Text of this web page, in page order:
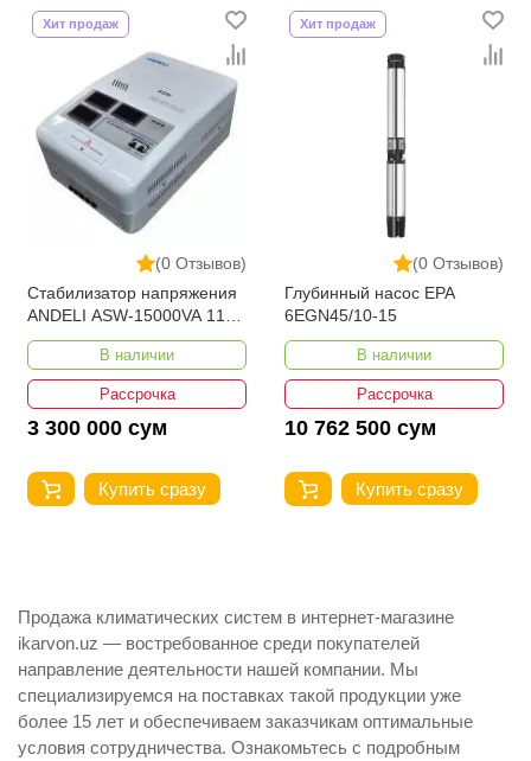
(0 Отзывов)
Хит продаж
Стабилизатор напряжения
ANDELI ASW-15000VA 110-
250V настенный
В наличии
Рассрочка
3 300 000 сум
Купить сразу
(0 Отзывов)
Хит продаж
Глубинный насос EPA
6EGN45/10-15
В наличии
Рассрочка
10 762 500 сум
Купить сразу
Продажа климатических систем в интернет-магазине
ikarvon.uz — востребованное среди покупателей
направление деятельности нашей компании. Мы
специализируемся на поставках такой продукции уже
более 15 лет и обеспечиваем заказчикам оптимальные
условия сотрудничества. Ознакомьтесь с подробным